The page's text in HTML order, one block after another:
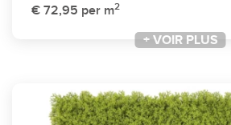
€ 72,95 per m2
+ VOIR PLUS